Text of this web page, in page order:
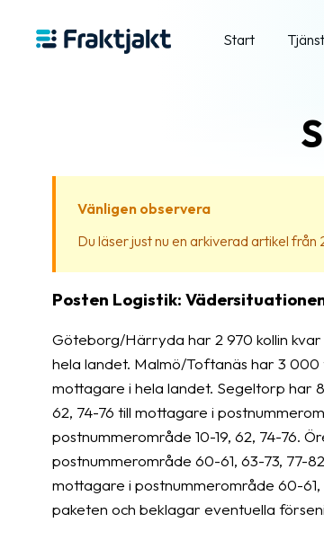
Start
Vänligen observera
Du läser just nu en arkiverad artikel
Posten Logistik:
Göteborg/Härryda har 2 970 kollin
hela landet. Malmö/Toftanäs har 3
mottagare i hela landet. Segeltorp har
62, 74-76 till mottagare i
postnummerområde 10-19, 62, 74-76.
postnummerområde 60-61, 63-73, 77-
mottagare i postnummerområde 60-
paketen och beklagar eventuella